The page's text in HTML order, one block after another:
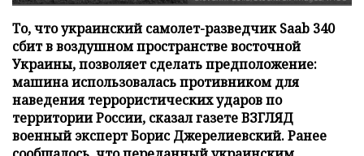
То, что украинский самолет-разведчик Saab 340
сбит в воздушном пространстве восточной
Украины, позволяет сделать предположение:
машина использовалась противником для
наведения террористических ударов по
территории России, сказал газете ВЗГЛЯД
военный эксперт Борис Джерелиевский. Ранее